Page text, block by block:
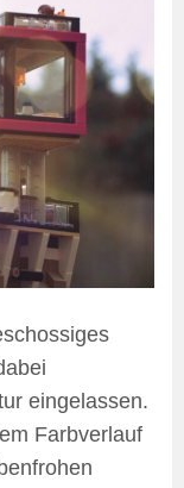
eingelassen.
Farbverlauf